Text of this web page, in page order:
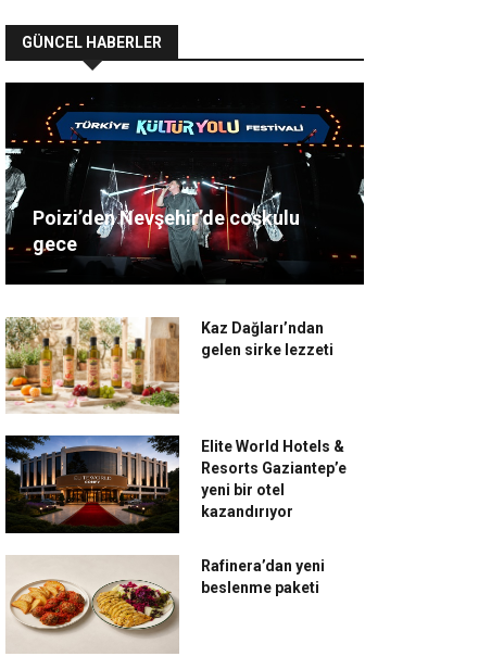
GÜNCEL HABERLER
Poizi’den Nevşehir’de coşkulu
gece
Kaz Dağları’ndan
gelen sirke lezzeti
Elite World Hotels &
Resorts Gaziantep’e
yeni bir otel
kazandırıyor
Rafinera’dan yeni
beslenme paketi